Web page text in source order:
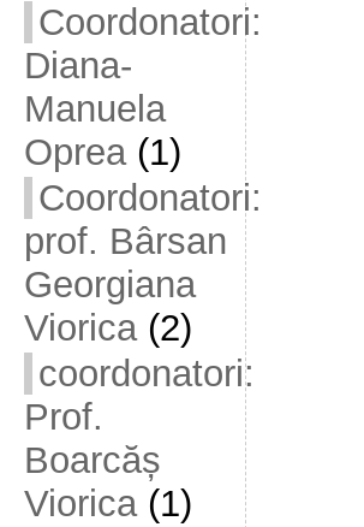
Coordonatori:
Diana-
Manuela
Oprea(1)
Coordonatori:
prof. Bârsan
Georgiana
Viorica(2)
coordonatori:
Prof.
Boarcăș
Viorica(1)